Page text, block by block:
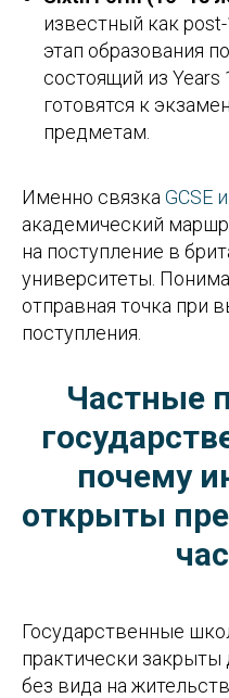
известный как
этап образования
состоящий из Years
готовятся к
предметам.
Именно связка GCSE
академический
на поступление в
университеты.
отправная точка при
поступления.
Частные
почему
открыты
Государственные
практически закрыты
без вида на